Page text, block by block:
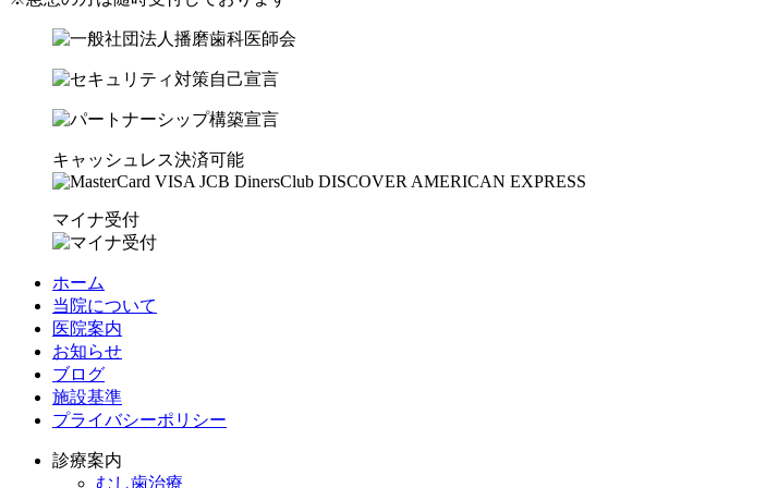
キャッシュレス決済可能
マイナ受付
ホーム
当院について
医院案内
お知らせ
ブログ
施設基準
プライバシーポリシー
診療案内
むし歯治療